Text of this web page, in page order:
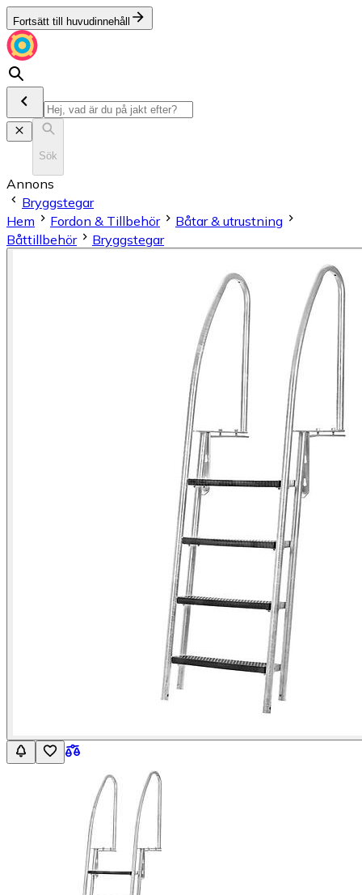
Fortsätt till huvudinnehåll
Sök
Annons
Bryggstegar
Hem
Fordon & Tillbehör
Båtar & utrustning
Båttillbehör
Bryggstegar